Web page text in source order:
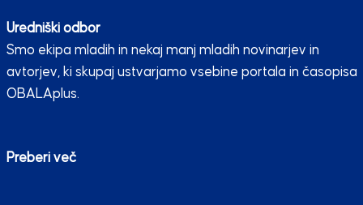
Uredniški odbor
Smo ekipa mladih in nekaj manj mladih novinarjev in
avtorjev, ki skupaj ustvarjamo vsebine portala in časopisa
OBALAplus.
Preberi več